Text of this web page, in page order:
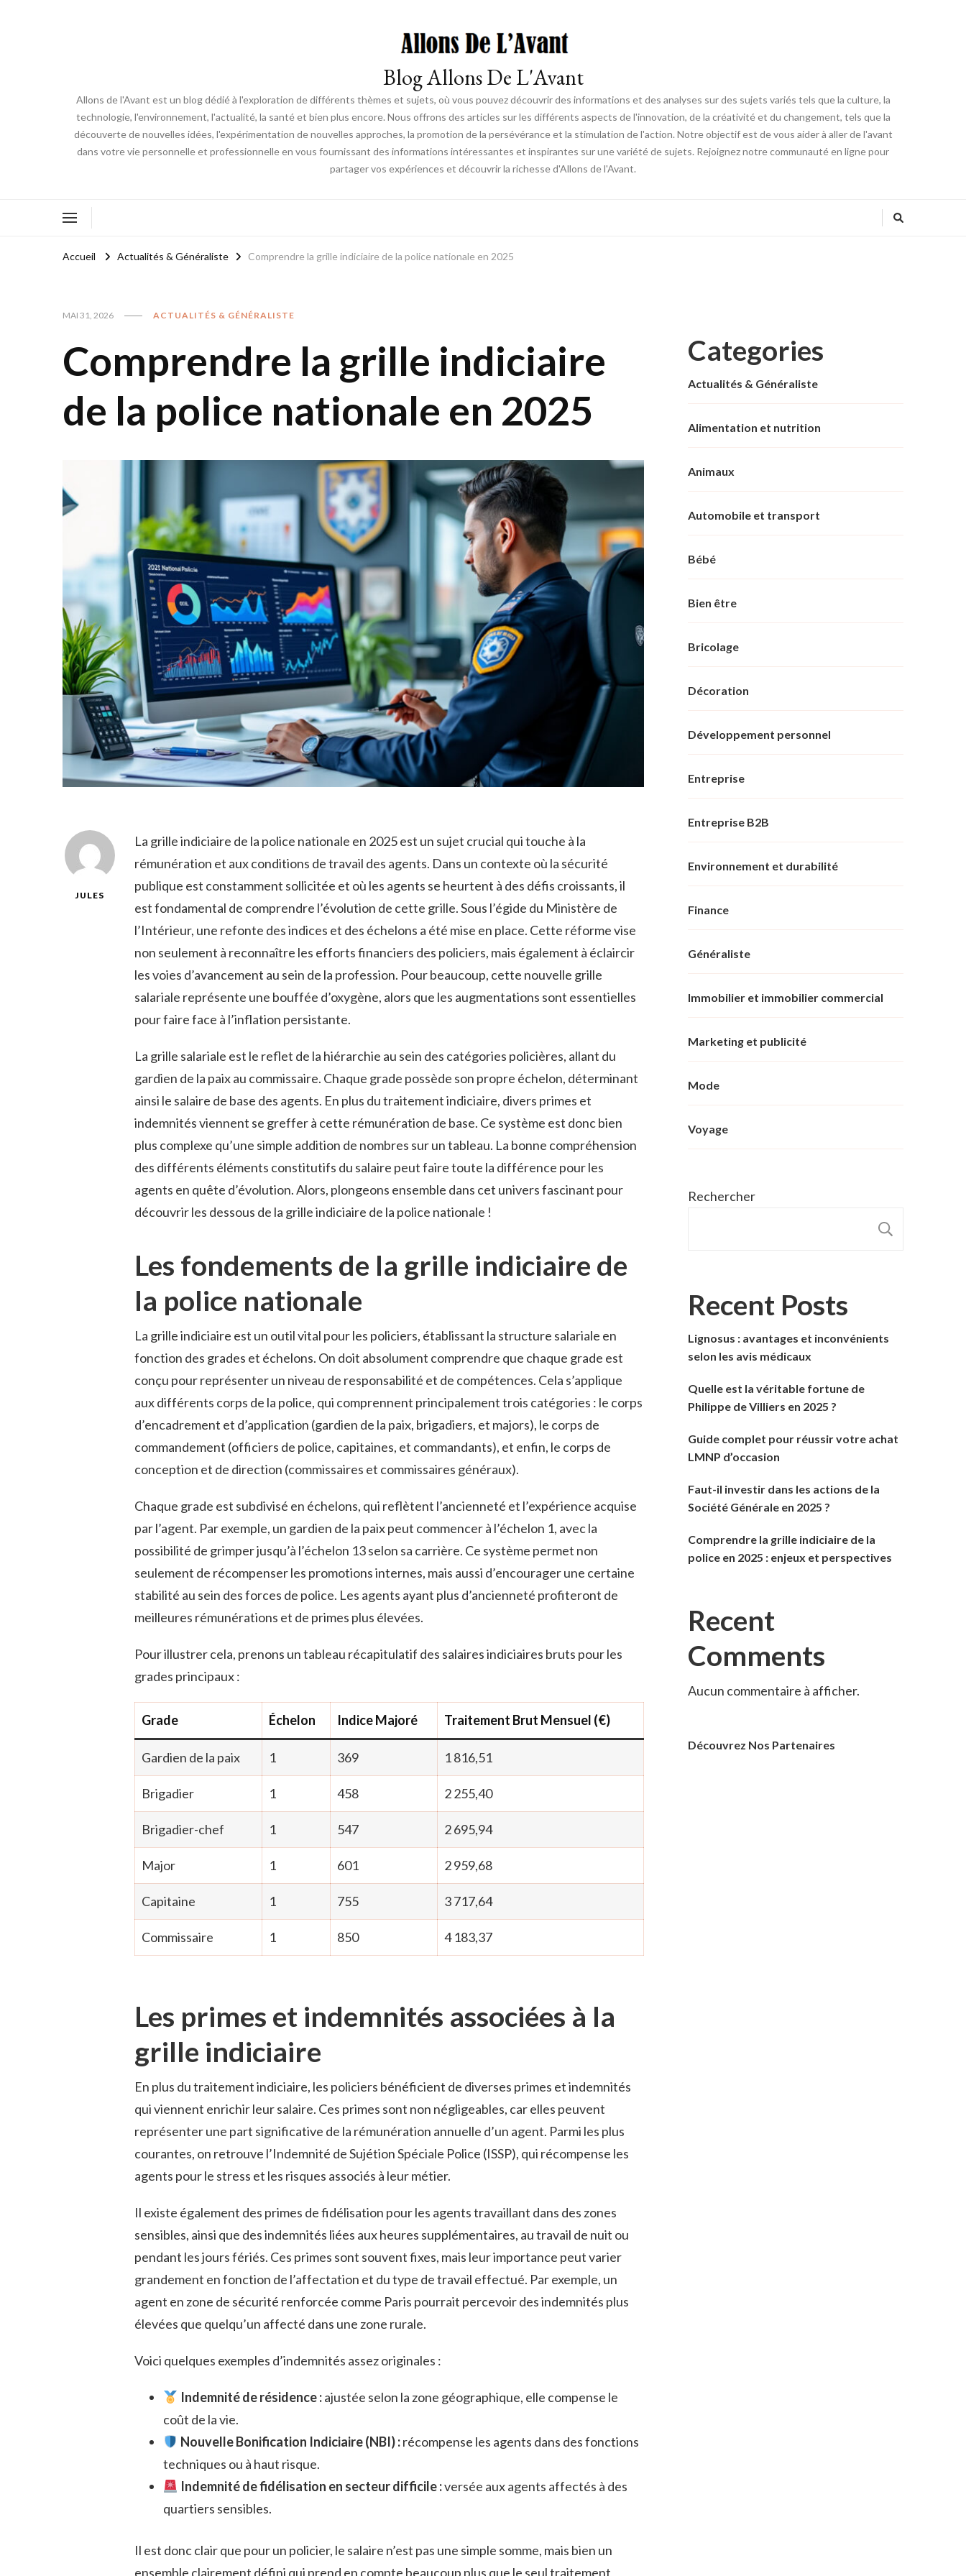
Blog Allons De L'Avant
Allons de l'Avant est un blog dédié à l'exploration de différents thèmes et sujets, où vous pouvez découvrir des informations et des analyses sur des sujets variés tels que la culture, la
technologie, l'environnement, l'actualité, la santé et bien plus encore. Nous offrons des articles sur les différents aspects de l'innovation, de la créativité et du changement, tels que la
découverte de nouvelles idées, l'expérimentation de nouvelles approches, la promotion de la persévérance et la stimulation de l'action. Notre objectif est de vous aider à aller de l'avant
dans votre vie personnelle et professionnelle en vous fournissant des informations intéressantes et inspirantes sur une variété de sujets. Rejoignez notre communauté en ligne pour
partager vos expériences et découvrir la richesse d'Allons de l'Avant.
Accueil Actualités & Généraliste Comprendre la grille indiciaire de la police nationale en 2025
MAI 31, 2026 ACTUALITÉS & GÉNÉRALISTE
Comprendre la grille indiciaire
de la police nationale en 2025
JULES
La grille indiciaire de la police nationale en 2025 est un sujet crucial qui touche à la
rémunération et aux conditions de travail des agents. Dans un contexte où la sécurité
publique est constamment sollicitée et où les agents se heurtent à des défis croissants, il
est fondamental de comprendre l’évolution de cette grille. Sous l’égide du Ministère de
l’Intérieur, une refonte des indices et des échelons a été mise en place. Cette réforme vise
non seulement à reconnaître les efforts financiers des policiers, mais également à éclaircir
les voies d’avancement au sein de la profession. Pour beaucoup, cette nouvelle grille
salariale représente une bouffée d’oxygène, alors que les augmentations sont essentielles
pour faire face à l’inflation persistante.
La grille salariale est le reflet de la hiérarchie au sein des catégories policières, allant du
gardien de la paix au commissaire. Chaque grade possède son propre échelon, déterminant
ainsi le salaire de base des agents. En plus du traitement indiciaire, divers primes et
indemnités viennent se greffer à cette rémunération de base. Ce système est donc bien
plus complexe qu’une simple addition de nombres sur un tableau. La bonne compréhension
des différents éléments constitutifs du salaire peut faire toute la différence pour les
agents en quête d’évolution. Alors, plongeons ensemble dans cet univers fascinant pour
découvrir les dessous de la grille indiciaire de la police nationale !
Les fondements de la grille indiciaire de
la police nationale
La grille indiciaire est un outil vital pour les policiers, établissant la structure salariale en
fonction des grades et échelons. On doit absolument comprendre que chaque grade est
conçu pour représenter un niveau de responsabilité et de compétences. Cela s’applique
aux différents corps de la police, qui comprennent principalement trois catégories : le corps
d’encadrement et d’application (gardien de la paix, brigadiers, et majors), le corps de
commandement (officiers de police, capitaines, et commandants), et enfin, le corps de
conception et de direction (commissaires et commissaires généraux).
Chaque grade est subdivisé en échelons, qui reflètent l’ancienneté et l’expérience acquise
par l’agent. Par exemple, un gardien de la paix peut commencer à l’échelon 1, avec la
possibilité de grimper jusqu’à l’échelon 13 selon sa carrière. Ce système permet non
seulement de récompenser les promotions internes, mais aussi d’encourager une certaine
stabilité au sein des forces de police. Les agents ayant plus d’ancienneté profiteront de
meilleures rémunérations et de primes plus élevées.
Pour illustrer cela, prenons un tableau récapitulatif des salaires indiciaires bruts pour les
grades principaux :
Grade Échelon Indice Majoré Traitement Brut Mensuel (€)
Gardien de la paix 1 369 1 816,51
Brigadier 1 458 2 255,40
Brigadier-chef 1 547 2 695,94
Major 1 601 2 959,68
Capitaine 1 755 3 717,64
Commissaire 1 850 4 183,37
Les primes et indemnités associées à la
grille indiciaire
En plus du traitement indiciaire, les policiers bénéficient de diverses primes et indemnités
qui viennent enrichir leur salaire. Ces primes sont non négligeables, car elles peuvent
représenter une part significative de la rémunération annuelle d’un agent. Parmi les plus
courantes, on retrouve l’Indemnité de Sujétion Spéciale Police (ISSP), qui récompense les
agents pour le stress et les risques associés à leur métier.
Il existe également des primes de fidélisation pour les agents travaillant dans des zones
sensibles, ainsi que des indemnités liées aux heures supplémentaires, au travail de nuit ou
pendant les jours fériés. Ces primes sont souvent fixes, mais leur importance peut varier
grandement en fonction de l’affectation et du type de travail effectué. Par exemple, un
agent en zone de sécurité renforcée comme Paris pourrait percevoir des indemnités plus
élevées que quelqu’un affecté dans une zone rurale.
Voici quelques exemples d’indemnités assez originales :
Indemnité de résidence :ajustée selon la zone géographique, elle compense le
coût de la vie.
Nouvelle Bonification Indiciaire (NBI) :récompense les agents dans des fonctions
techniques ou à haut risque.
Indemnité de fidélisation en secteur difficile :versée aux agents affectés à des
quartiers sensibles.
Il est donc clair que pour un policier, le salaire n’est pas une simple somme, mais bien un
ensemble clairement défini qui prend en compte beaucoup plus que le seul traitement
Categories
Actualités & Généraliste
Alimentation et nutrition
Animaux
Automobile et transport
Bébé
Bien être
Bricolage
Décoration
Développement personnel
Entreprise
Entreprise B2B
Environnement et durabilité
Finance
Généraliste
Immobilier et immobilier commercial
Marketing et publicité
Mode
Voyage
Rechercher
Recent Posts
Lignosus : avantages et inconvénients
selon les avis médicaux
Quelle est la véritable fortune de
Philippe de Villiers en 2025 ?
Guide complet pour réussir votre achat
LMNP d’occasion
Faut-il investir dans les actions de la
Société Générale en 2025 ?
Comprendre la grille indiciaire de la
police en 2025 : enjeux et perspectives
Recent
Comments
Aucun commentaire à afficher.
Découvrez Nos Partenaires